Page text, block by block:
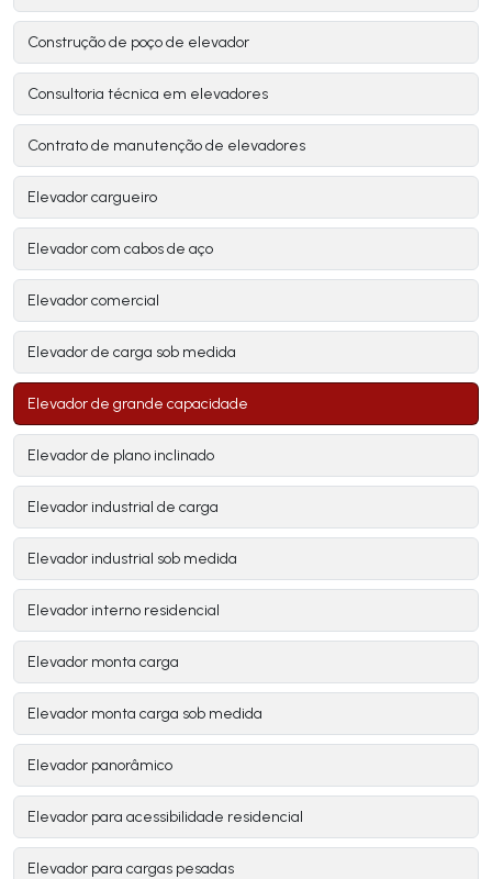
Construção de poço de elevador
Consultoria técnica em elevadores
Contrato de manutenção de elevadores
Elevador cargueiro
Elevador com cabos de aço
Elevador comercial
Elevador de carga sob medida
Elevador de grande capacidade
Elevador de plano inclinado
Elevador industrial de carga
Elevador industrial sob medida
Elevador interno residencial
Elevador monta carga
Elevador monta carga sob medida
Elevador panorâmico
Elevador para acessibilidade residencial
Elevador para cargas pesadas